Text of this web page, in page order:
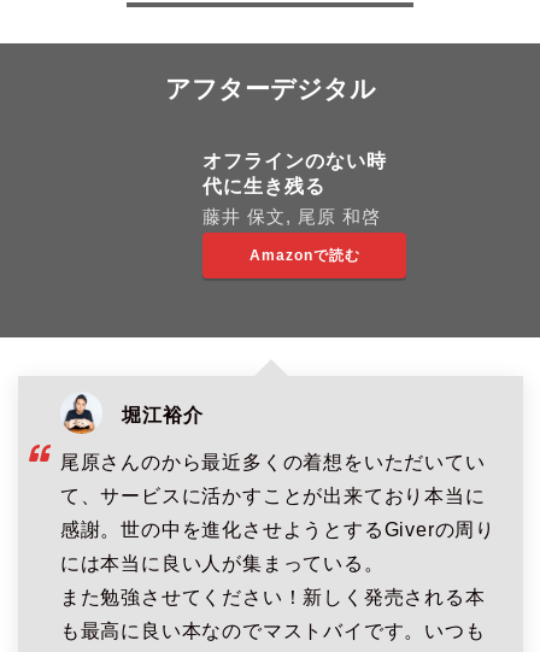
アフターデジタル
オフラインのない時
代に生き残る
藤井 保文, 尾原 和啓
Amazonで読む
堀江裕介
尾原さんのから最近多くの着想をいただいてい
て、サービスに活かすことが出来ており本当に
感謝。世の中を進化させようとするGiverの周り
には本当に良い人が集まっている。
また勉強させてください！新しく発売される本
も最高に良い本なのでマストバイです。いつも